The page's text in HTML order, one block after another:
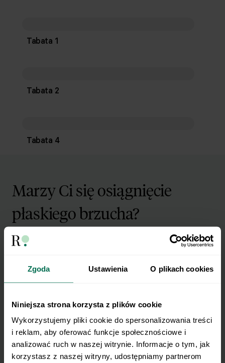
Zgoda Ustawienia O plikach cookies
Niniejsza strona korzysta z plików cookie
Wykorzystujemy pliki cookie do spersonalizowania treści
i reklam, aby oferować funkcje społecznościowe i
analizować ruch w naszej witrynie. Informacje o tym, jak
korzystasz z naszej witryny, udostępniamy partnerom
Tabata 1
Tabata 2
Tabata 4
Marzy Ci się osiągnięcie
płaskiego brzucha?
Pobierz zestaw 10 najskuteczniejszych ćwiczeń na
brzuch.
Zapisz się do Newslettera
Imię
Pobierz nasz e-book